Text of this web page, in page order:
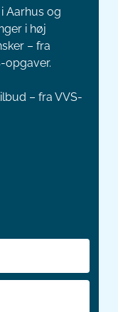
Aarhus og
i høj
– fra
opgaver.
– fra VVS-